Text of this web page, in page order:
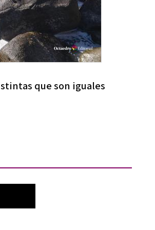
que son iguales